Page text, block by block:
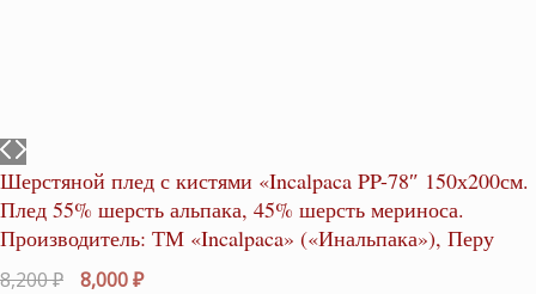
Шерстяной плед с кистями «Incalpaca PP-78″ 150х200см.
Плед 55% шерсть альпака, 45% шерсть мериноса.
Производитель: ТМ «Incalpaca» («Инальпака»), Перу
8,200₽
Первоначальная
8,000₽Текущая